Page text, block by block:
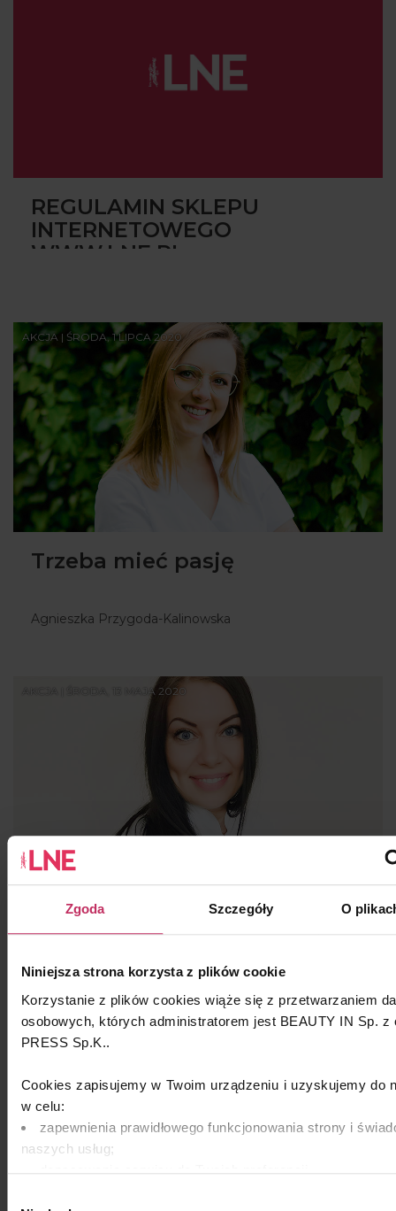
Zgoda Szczegóły O
Niniejsza strona korzysta z plików cookie
Korzystanie z plików cookies wiąże się z przetwarzaniem
osobowych, których administratorem jest BEAUTY IN Sp. z
PRESS Sp.K..
Cookies zapisujemy w Twoim urządzeniu i uzyskujemy do
w celu:
zapewnienia prawidłowego funkcjonowania strony i
naszych usług;
REGULAMIN SKLEPU
INTERNETOWEGO
WWW.LNE.PL
AKCJA | ŚRODA, 1 LIPCA 2020
Trzeba mieć pasję
Agnieszka Przygoda-Kalinowska
AKCJA | ŚRODA, 13 MAJA 2020
W kosmetycznym siódmym
niebie
Anna Bernat
AKCJA | ŚRODA, 29 KWIETNIA 2020